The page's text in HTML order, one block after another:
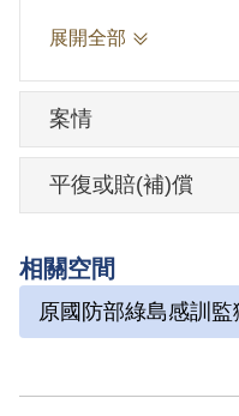
灣分部第十二支
押。1969年經陸
《懲治叛亂條例
以非法之方法顛
1975年8月9日刑
其於1999年12
2001年4月經第2
展開全部
案情
平復或賠(補)償
相關空間
原國防部綠島感訓